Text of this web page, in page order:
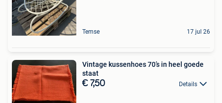
Temse 17 jul 26
Vintage kussenhoes 70’s in heel goede
staat
€ 7,50 Details